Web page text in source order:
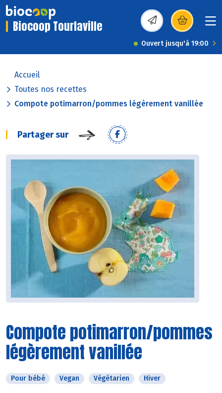
Biocoop Tourlaville (s’ouvre dans une
Ouvert jusqu'à 19:00
Accueil
Toutes nos recettes
Compote potimarron/pommes légèrement vanillée
Partager sur
Compote potimarron/pommes
légèrement vanillée
Pour bébé Vegan Végétarien Hiver